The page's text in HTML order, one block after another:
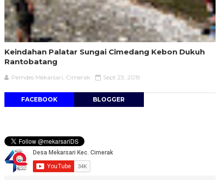
Keindahan Palatar Sungai Cimedang Kebon Dukuh
Rantobatang
Pemdes Mekarsari, Cimerak Sept 23, 2019
FACEBOOK BLOGGER